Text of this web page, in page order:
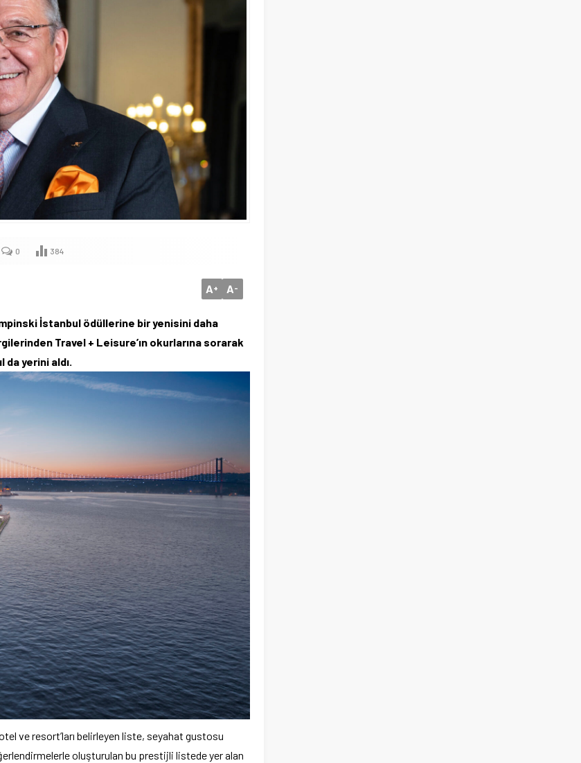
0 384
A+ A-
İstanbul ödüllerine bir yenisini daha
Travel + Leisure’ın okurlarına sorarak
da yerini aldı.
otel ve resort’ları belirleyen liste, seyahat gustosu
oluşturulan bu prestijli listede yer alan